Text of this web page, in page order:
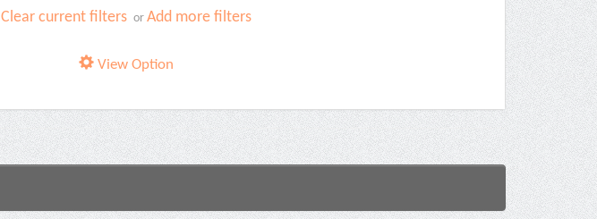
Clear current filters orAdd more filters
View Option